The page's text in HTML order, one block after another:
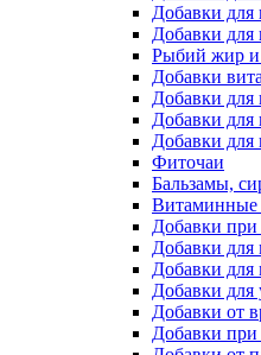
Добавки для
Добавки для
Рыбий жир и
Добавки
Добавки для
Добавки для
Добавки для
Фиточаи
Бальзамы,
Витаминные
Добавки при
Добавки для
Добавки для
Добавки для
Добавки от
Добавки при